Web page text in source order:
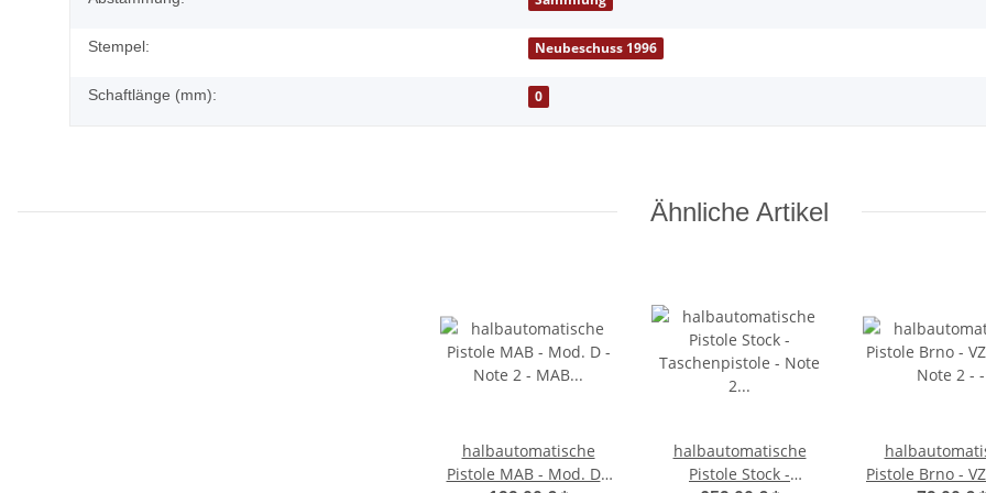
Stempel: Neubeschuss 1996
Schaftlänge (mm): 0
Ähnliche Artikel
halbautomatische
Pistole MAB - Mod. D -
halbautomatische
Pistole Stock -
Pistole Brno -